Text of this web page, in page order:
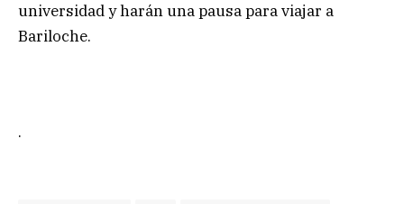
universidad y harán una pausa para viajar a
Bariloche.
.